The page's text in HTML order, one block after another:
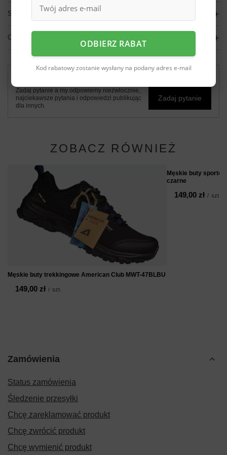
SZCZEGÓŁOWE DANE
OPINIE
Zadaj pytanie a my odpowiemy niezwłocznie,
najciekawsze pytania i odpowiedzi publikując
dla innych.
Zadaj pytanie
ZOBACZ RÓWNIEŻ
Męskie buty trekkingowe American Club MWT-47BLBU
149,00 zł / szt.
Męskie buty
czarne
149,00 zł / szt.
Zamówienia
Status zamówienia
Śledzenie przesyłki
Chcę zareklamować produkt
Chcę zwrócić produkt
Chcę wymienić produkt
ODBIERZ RABAT
Kod rabatowy zostanie wysłany na podany adres e-mail